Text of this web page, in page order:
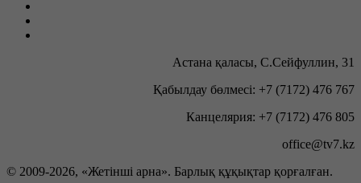
Астана қаласы, С.Сейфуллин, 31
Қабылдау бөлмесі: +7 (7172) 476 767
Канцелярия: +7 (7172) 476 805
office@tv7.kz
© 2009-2026, «Жетінші арна». Барлық құқықтар қорғалған.